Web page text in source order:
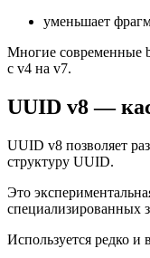
уменьшает
Многие современные
с v4 на v7.
UUID v8 —
UUID v8 позволяет
структуру UUID.
Это
специализированных
Используется редко и